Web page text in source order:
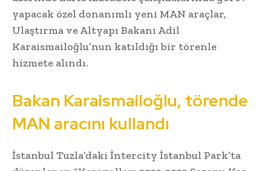
yapacak özel donanımlı yeni MAN araçlar,
Ulaştırma ve Altyapı Bakanı Adil
Karaismailoğlu’nun katıldığı bir törenle
hizmete alındı.
Bakan Karaismailoğlu, törende
MAN aracını kullandı
İstanbul Tuzla’daki İntercity İstanbul Park’ta